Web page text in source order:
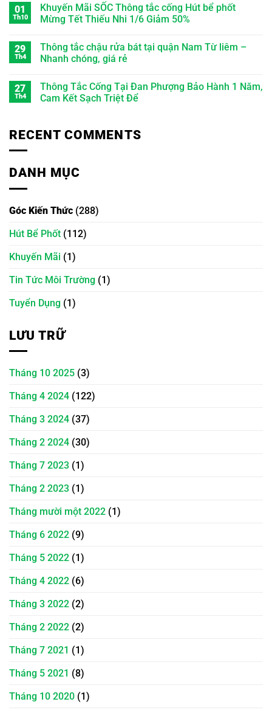
01
Th10
Khuyến Mãi SỐC Thông tắc cống Hút bể phốt
Mừng Tết Thiếu Nhi 1/6 Giảm 50%
29
Th4
Thông tắc chậu rửa bát tại quận Nam Từ liêm –
Nhanh chóng, giá rẻ
27
Th4
Thông Tắc Cống Tại Đan Phượng Bảo Hành 1 Năm,
Cam Kết Sạch Triệt Để
RECENT COMMENTS
DANH MỤC
Góc Kiến Thức (288)
Hút Bể Phốt (112)
Khuyến Mãi (1)
Tin Tức Môi Trường (1)
Tuyển Dụng (1)
LƯU TRỮ
Tháng 10 2025 (3)
Tháng 4 2024 (122)
Tháng 3 2024 (37)
Tháng 2 2024 (30)
Tháng 7 2023 (1)
Tháng 2 2023 (1)
Tháng mười một 2022 (1)
Tháng 6 2022 (9)
Tháng 5 2022 (1)
Tháng 4 2022 (6)
Tháng 3 2022 (2)
Tháng 2 2022 (2)
Tháng 7 2021 (1)
Tháng 5 2021 (8)
Tháng 10 2020 (1)